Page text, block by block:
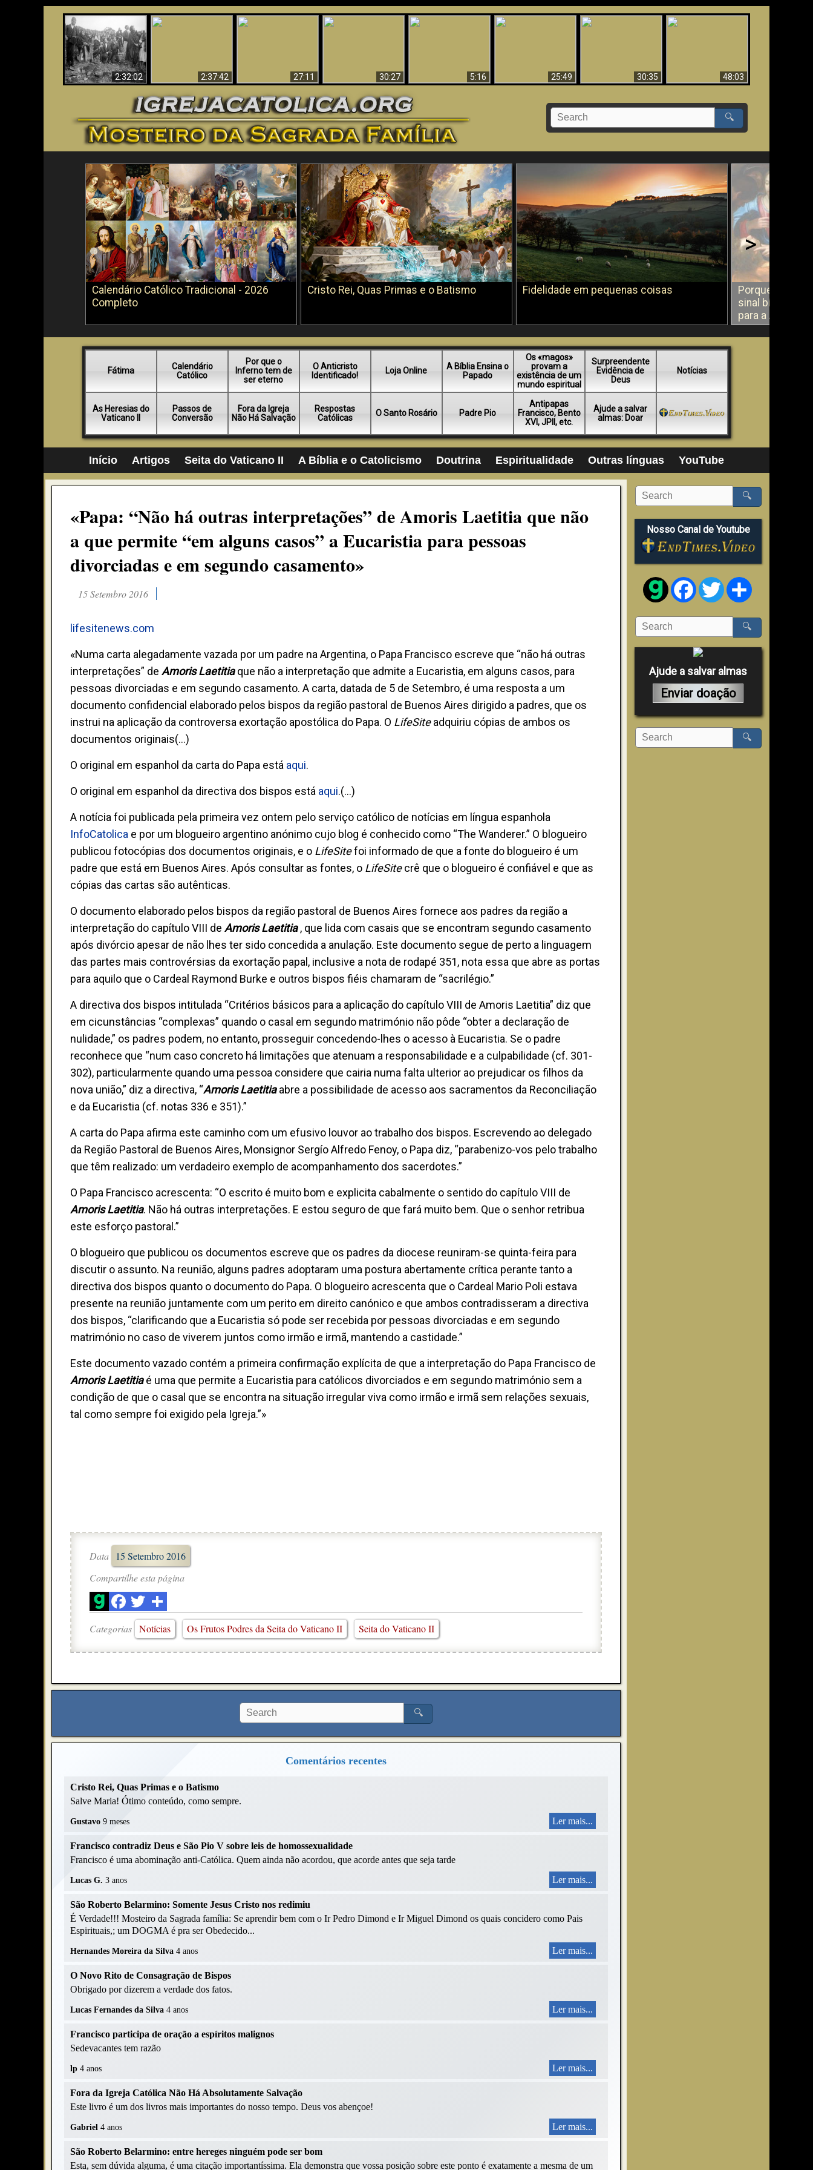
2:32:02
O Terceiro Segredo
de Fátima
2:37:42
27:11
30:27 5:16 25:49 30:35
48:03
🔍
Calendário Católico Tradicional - 2026
Completo
Cristo Rei, Quas Primas e o Batismo Fidelidade em pequenas coisas
Porque é que
sinal bíblico
para a América
>
Fátima
Calendário
Católico
Por que o
Inferno tem de
ser eterno
O Anticristo
Identificado!
Loja Online
A Bíblia Ensina o
Papado
Os «magos»
provam a
existência de um
mundo espiritual
Surpreendente
Evidência de
Deus
Notícias
As Heresias do
Vaticano II
Passos de
Conversão
Fora da Igreja
Não Há Salvação
Respostas
Católicas
O Santo Rosário Padre Pio
Antipapas
Francisco, Bento
XVI, JPII, etc.
Ajude a salvar
almas: Doar
Início Artigos Seita do Vaticano II A Bíblia e o Catolicismo Doutrina Espiritualidade Outras línguas YouTube
«Papa: “Não há outras interpretações” de Amoris Laetitia que não
a que permite “em alguns casos” a Eucaristia para pessoas
divorciadas e em segundo casamento»
15 Setembro 2016
lifesitenews.com
«Numa carta alegadamente vazada por um padre na Argentina, o Papa Francisco escreve que “não há outras
interpretações” de Amoris Laetitiaque não a interpretação que admite a Eucaristia, em alguns casos, para
pessoas divorciadas e em segundo casamento. A carta, datada de 5 de Setembro, é uma resposta a um
documento confidencial elaborado pelos bispos da região pastoral de Buenos Aires dirigido a padres, que os
instrui na aplicação da controversa exortação apostólica do Papa. O LifeSiteadquiriu cópias de ambos os
documentos originais(…)
O original em espanhol da carta do Papa está aqui.
O original em espanhol da directiva dos bispos está aqui.(…)
A notícia foi publicada pela primeira vez ontem pelo serviço católico de notícias em língua espanhola
InfoCatolica e por um blogueiro argentino anónimo cujo blog é conhecido como “The Wanderer.” O blogueiro
publicou fotocópias dos documentos originais, e o LifeSitefoi informado de que a fonte do blogueiro é um
padre que está em Buenos Aires. Após consultar as fontes, o LifeSitecrê que o blogueiro é confiável e que as
cópias das cartas são autênticas.
O documento elaborado pelos bispos da região pastoral de Buenos Aires fornece aos padres da região a
interpretação do capítulo VIII de Amoris Laetitia , que lida com casais que se encontram segundo casamento
após divórcio apesar de não lhes ter sido concedida a anulação. Este documento segue de perto a linguagem
das partes mais controvérsias da exortação papal, inclusive a nota de rodapé 351, nota essa que abre as portas
para aquilo que o Cardeal Raymond Burke e outros bispos fiéis chamaram de “sacrilégio.”
A directiva dos bispos intitulada “Critérios básicos para a aplicação do capítulo VIII de Amoris Laetitia” diz que
em cicunstâncias “complexas” quando o casal em segundo matrimónio não pôde “obter a declaração de
nulidade,” os padres podem, no entanto, prosseguir concedendo-lhes o acesso à Eucaristia. Se o padre
reconhece que “num caso concreto há limitações que atenuam a responsabilidade e a culpabilidade (cf. 301-
302), particularmente quando uma pessoa considere que cairia numa falta ulterior ao prejudicar os filhos da
nova união,” diz a directiva, “Amoris Laetitiaabre a possibilidade de acesso aos sacramentos da Reconciliação
e da Eucaristia (cf. notas 336 e 351).”
A carta do Papa afirma este caminho com um efusivo louvor ao trabalho dos bispos. Escrevendo ao delegado
da Região Pastoral de Buenos Aires, Monsignor Sergío Alfredo Fenoy, o Papa diz, “parabenizo-vos pelo trabalho
que têm realizado: um verdadeiro exemplo de acompanhamento dos sacerdotes.”
O Papa Francisco acrescenta: “O escrito é muito bom e explicita cabalmente o sentido do capítulo VIII de
Amoris Laetitia. Não há outras interpretações. E estou seguro de que fará muito bem. Que o senhor retribua
este esforço pastoral.”
O blogueiro que publicou os documentos escreve que os padres da diocese reuniram-se quinta-feira para
discutir o assunto. Na reunião, alguns padres adoptaram uma postura abertamente crítica perante tanto a
directiva dos bispos quanto o documento do Papa. O blogueiro acrescenta que o Cardeal Mario Poli estava
presente na reunião juntamente com um perito em direito canónico e que ambos contradisseram a directiva
dos bispos, “clarificando que a Eucaristia só pode ser recebida por pessoas divorciadas e em segundo
matrimónio no caso de viverem juntos como irmão e irmã, mantendo a castidade.”
Este documento vazado contém a primeira confirmação explícita de que a interpretação do Papa Francisco de
Amoris Laetitiaé uma que permite a Eucaristia para católicos divorciados e em segundo matrimónio sem a
condição de que o casal que se encontra na situação irregular viva como irmão e irmã sem relações sexuais,
tal como sempre foi exigido pela Igreja.”»
Data
15 Setembro 2016
Compartilhe esta página
Categorias Notícias Os Frutos Podres da Seita do Vaticano II Seita do Vaticano II
🔍
Comentários recentes
Cristo Rei, Quas Primas e o Batismo
Salve Maria! Ótimo conteúdo, como sempre.
Gustavo 9 meses Ler mais...
Francisco contradiz Deus e São Pio V sobre leis de homossexualidade
Francisco é uma abominação anti-Católica. Quem ainda não acordou, que acorde antes que seja tarde
Lucas G. 3 anos Ler mais...
São Roberto Belarmino: Somente Jesus Cristo nos redimiu
É Verdade!!! Mosteiro da Sagrada família: Se aprendir bem com o Ir Pedro Dimond e Ir Miguel Dimond os quais concidero como Pais
Espirituais,; um DOGMA é pra ser Obedecido...
Hernandes Moreira da Silva 4 anos Ler mais...
O Novo Rito de Consagração de Bispos
Obrigado por dizerem a verdade dos fatos.
Lucas Fernandes da Silva 4 anos Ler mais...
Francisco participa de oração a espíritos malignos
Sedevacantes tem razão
lp 4 anos Ler mais...
Fora da Igreja Católica Não Há Absolutamente Salvação
Este livro é um dos livros mais importantes do nosso tempo. Deus vos abençoe!
Gabriel 4 anos Ler mais...
São Roberto Belarmino: entre hereges ninguém pode ser bom
Esta, sem dúvida alguma, é uma citação importantíssima. Ela demonstra que vossa posição sobre este ponto é exatamente a mesma de um
🔍
Nosso Canal de Youtube
FacebookTwitter
🔍
Ajude a salvar almas
Enviar doação
🔍